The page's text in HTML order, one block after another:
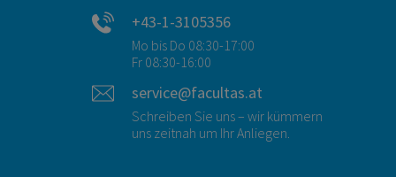
+43-1-3105356
Mo bis Do 08:30-17:00
Fr 08:30-16:00
service@facultas.at
Schreiben Sie uns – wir kümmern
uns zeitnah um Ihr Anliegen.